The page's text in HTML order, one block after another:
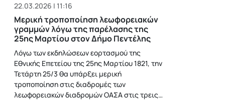
22.03.2026 | 11:16
Μερική τροποποίηση λεωφορειακών
γραμμών λόγω της παρέλασης της
25ης Μαρτίου στον Δήμο Πεντέλης
Λόγω των εκδηλώσεων εορτασμού της
Εθνικής Επετείου της 25ης Μαρτίου 1821, την
Τετάρτη 25/3 θα υπάρξει μερική
τροποποίηση στις διαδρομές των
λεωφορειακών διαδρομών ΟΑΣΑ στις τρεις…